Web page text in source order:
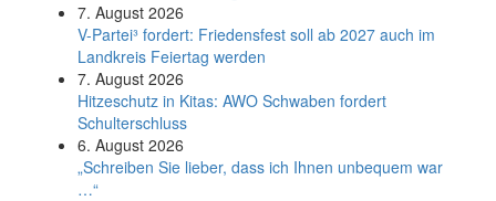
7. August 2026
V-Partei­³ fordert: Friedens­fest soll ab 2027 auch im
Land­kreis Feier­tag werden
7. August 2026
Hitzeschutz in Kitas: AWO Schwaben fordert
Schulterschluss
6. August 2026
„Schreiben Sie lieber, dass ich Ihnen unbequem war
…“